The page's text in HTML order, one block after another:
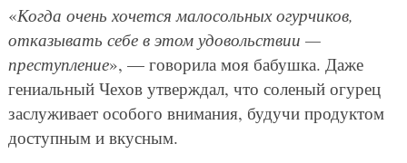
«Когда очень хочется малосольных огурчиков,
отказывать себе в этом удовольствии —
преступление», — говорила моя бабушка. Даже
гениальный Чехов утверждал, что соленый огурец
заслуживает особого внимания, будучи продуктом
доступным и вкусным.